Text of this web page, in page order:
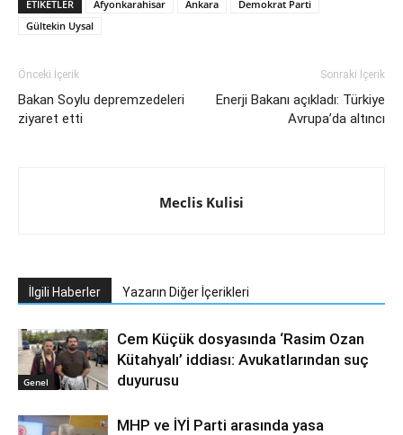
ETIKETLER Afyonkarahisar Ankara
Demokrat Parti
Gültekin Uysal
Önceki İçerik
Bakan Soylu depremzedeleri
ziyaret etti
Sonraki İçerik
Enerji Bakanı açıkladı: Türkiye
Avrupa’da altıncı
Meclis Kulisi
İlgili Haberler Yazarın Diğer İçerikleri
Genel
Cem Küçük dosyasında ‘Rasim Ozan
Kütahyalı’ iddiası: Avukatlarından suç
duyurusu
MHP ve İYİ Parti arasında yasa